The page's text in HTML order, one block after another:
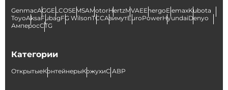
GenmacAGGELCOSEMSAMotorHertzMVAEEnergoElemaxKubota
ToyoAksaFubagFG WilsonТССАзимутEuroPowerHyundaiDenyo
АмперосCTG
Категории
ОткрытыеКонтейнерыКожухиС АВР